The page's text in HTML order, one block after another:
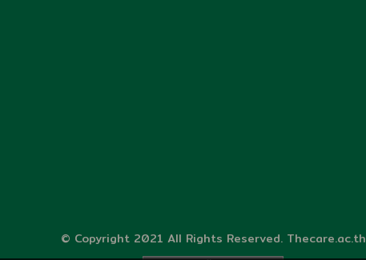
© Copyright 2021 All Rights Reserved. Thecare.ac.th